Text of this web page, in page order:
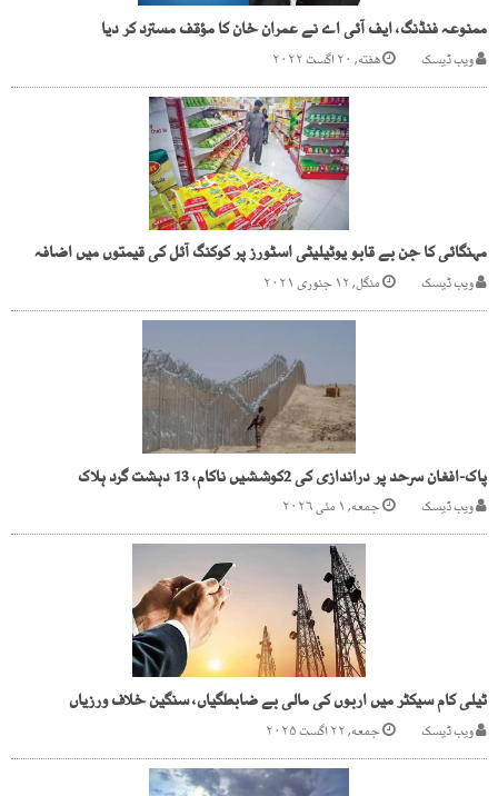
ممنوعہ فنڈنگ، ایف آئی اے نے عمران خان کا مؤقف مسترد کر دیا
ویب ڈیسک هفته, ۲۰ اگست ۲۰۲۲
مہنگائی کا جن بے قابو یوٹیلیٹی اسٹورز پر کوکنگ آئل کی قیمتوں میں اضافہ
ویب ڈیسک منگل, ۱۲ جنوری ۲۰۲۱
پاک-افغان سرحد پر دراندازی کی 2کوششیں ناکام، 13 دہشت گرد ہلاک
ویب ڈیسک جمعه, ۱ مئی ۲۰۲۶
ٹیلی کام سیکٹر میں اربوں کی مالی بے ضابطگیاں، سنگین خلاف ورزیاں
ویب ڈیسک جمعه, ۲۲ اگست ۲۰۲۵